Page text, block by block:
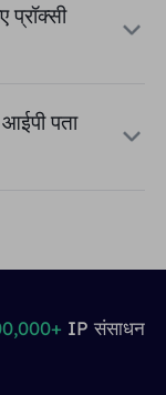
प्रॉक्सी
पता
IP संसाधन